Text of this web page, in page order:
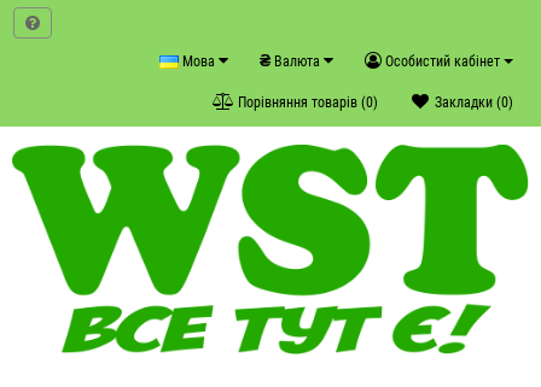
Особистий кабінет
₴ Валюта
Мова
Закладки (0)
Порівняння товарів (0)